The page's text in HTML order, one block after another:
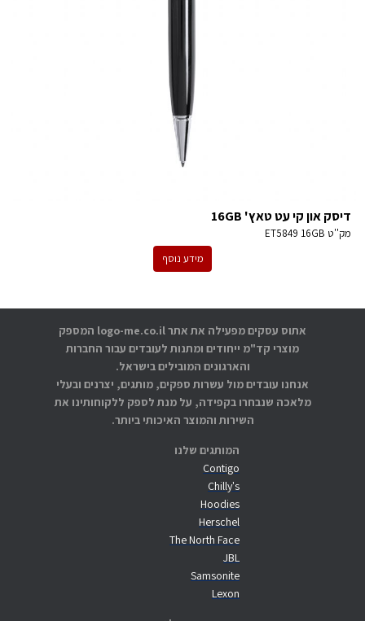
דיסק און קי עט טאץ' 16GB
מק''ט ET5849 16GB
מידע נוסף
המותגים שלנו
Contigo
Chilly's
Hoodies
Herschel
The North Face
JBL
Samsonite
Lexon
אתוס עסקים מפעילה את אתר logo-me.co.il המספק
מוצרי קד"מ ייחודים ומתנות לעובדים עבור החברות
והארגונים המובילים בישראל.
אנחנו עובדים מול עשרות ספקים, מותגים, יצרנים ובעלי
מלאכה שנבחרו בקפידה, על מנת לספק ללקוחותינו את
השירות והמוצר האיכותי ביותר.